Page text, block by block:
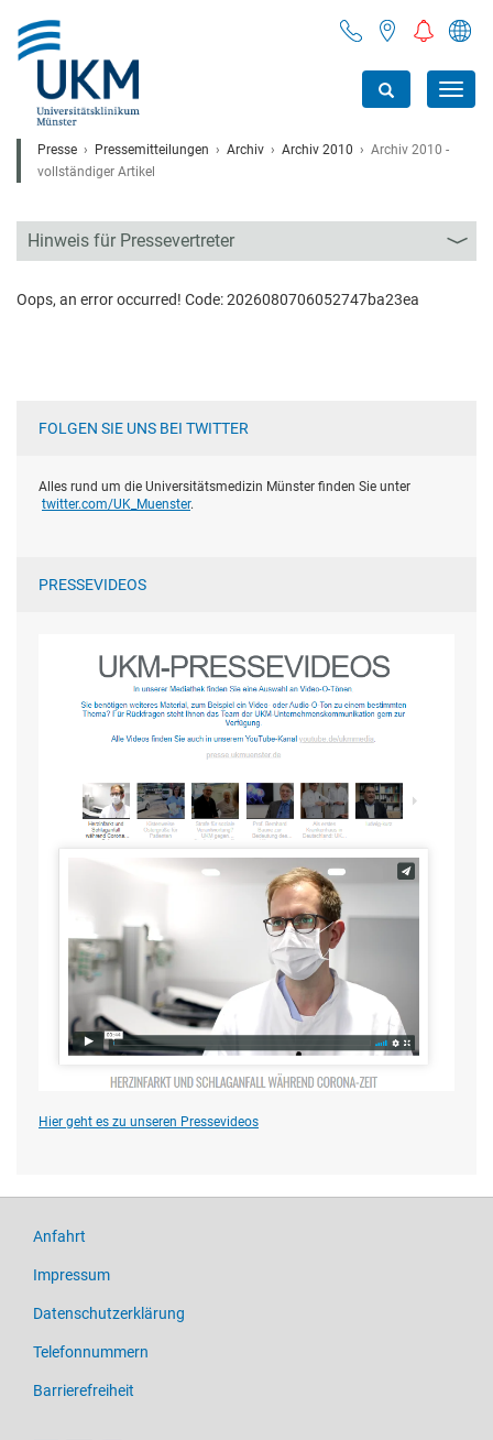
Presse Pressemitteilungen Archiv Archiv 2010
Archiv 2010 -
vollständiger Artikel
Hinweis für Pressevertreter
Oops, an error occurred! Code: 2026080706052747ba23ea
FOLGEN SIE UNS BEI TWITTER
Alles rund um die Universitätsmedizin Münster finden Sie unter
twitter.com/UK_Muenster.
PRESSEVIDEOS
Hier geht es zu unseren Pressevideos
Anfahrt
Impressum
Datenschutzerklärung
Telefonnummern
Barrierefreiheit